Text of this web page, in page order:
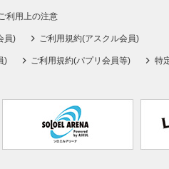
利用上の注意
員) ご利用規約(アスクル会員)
) ご利用規約(パプリ会員等) 特